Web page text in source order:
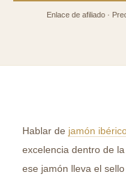
Enlace de afiliado ·
Hablar de jamón
excelencia dentro de
ese jamón lleva el sello